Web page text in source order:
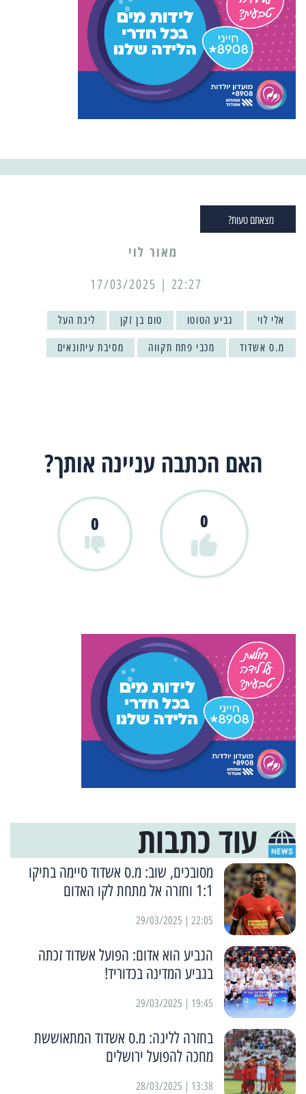
מצאתם טעות?
מאור לוי
22:27 | 17/03/2025
אלי לוי גביע הטוטו טום בן זקן ליגת העל
מ.ס אשדוד מכבי פתח תקווה מסיבת עיתונאים
האם הכתבה עניינה אותך?
0
0
עוד כתבות
מסובכים, שוב: מ.ס אשדוד סיימה בתיקו
1:1 וחזרה אל מתחת לקו האדום
22:05 | 29/03/2025
הגביע הוא אדום: הפועל אשדוד זכתה
בגביע המדינה בכדוריד!
19:45 | 29/03/2025
בחזרה לליגה: מ.ס אשדוד המתאוששת
מחכה להפועל ירושלים
13:38 | 28/03/2025